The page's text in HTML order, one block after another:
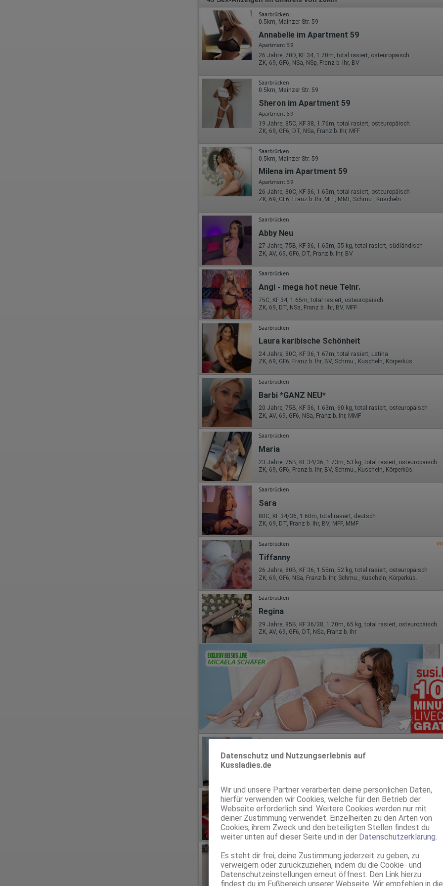
Datenschutz und Nutzungserlebnis auf
Kussladies.de
Wir und unsere Partner verarbeiten deine persönlichen Daten,
hierfür verwenden wir Cookies, welche für den Betrieb der
Webseite erforderlich sind. Weitere Cookies werden nur mit
deiner Zustimmung verwendet. Einzelheiten zu den Arten von
Cookies, ihrem Zweck und den beteiligten Stellen findest du
weiter unten auf dieser Seite und in der Datenschutzerklärung
Es steht dir frei, deine Zustimmung jederzeit zu geben, zu
verweigern oder zurückzuziehen, indem du die Cookie- und
Datenschutzeinstellungen erneut öffnest. Den Link hierzu
findest du im Fußbereich unserer Webseite. Wir empfehlen in die
Saarbrücken
0.5km, Mainzer Str. 59
Annabelle im Apartment 59
Apartment 59
26 Jahre, 70D, KF 34, 1.70m, total rasiert, osteuropäisch
ZK, 69, GF6, NSa, NSp, Franz b. Ihr, BV
Saarbrücken
0.5km, Mainzer Str. 59
Sheron im Apartment 59
Apartment 59
19 Jahre, 85C, KF 38, 1.76m, total rasiert, osteuropäisch
ZK, 69, GF6, DT, NSa, Franz b. Ihr, MFF
Saarbrücken
0.5km, Mainzer Str. 59
Milena im Apartment 59
Apartment 59
26 Jahre, 80C, KF 36, 1.65m, total rasiert, osteuropäisch
ZK, 69, GF6, Franz b. Ihr, MFF, MMF, Schmu., Kuscheln
Saarbrücken
Abby Neu
27 Jahre, 75B, KF 36, 1.65m, 55 kg, total rasiert, südländisch
ZK, AV, 69, GF6, DT, Franz b. Ihr, BV
Saarbrücken
Angi - mega hot neue Telnr.
75C, KF 34, 1.65m, total rasiert, osteuropäisch
ZK, 69, DT, NSa, Franz b. Ihr, BV, MFF
Saarbrücken
Laura karibische Schönheit
24 Jahre, 80C, KF 36, 1.67m, total rasiert, Latina
ZK, 69, GF6, Franz b. Ihr, BV, Schmu., Kuscheln, Körperküs.
Saarbrücken
Barbi *GANZ NEU*
20 Jahre, 75B, KF 36, 1.63m, 60 kg, total rasiert, osteuropäisch
ZK, AV, 69, GF6, NSa, Franz b. Ihr, MMF
Saarbrücken
Maria
23 Jahre, 75B, KF 34/36, 1.73m, 53 kg, total rasiert, osteuropäisch
ZK, 69, GF6, Franz b. Ihr, BV, Schmu., Kuscheln, Körperküs.
Saarbrücken
Sara
80C, KF 34/36, 1.60m, total rasiert, deutsch
ZK, 69, DT, Franz b. Ihr, BV, MFF, MMF
Saarbrücken
Tiffanny
26 Jahre, 80B, KF 36, 1.55m, 52 kg, total rasiert, osteuropäisch
ZK, 69, GF6, NSa, Franz b. Ihr, Schmu., Kuscheln, Körperküs.
Saarbrücken
Regina
29 Jahre, 85B, KF 36/38, 1.70m, 65 kg, total rasiert, osteuropäisch
ZK, AV, 69, GF6, DT, NSa, Franz b. Ihr
Saarbrücken
Emma
32 Jahre, 85C, KF 36, 1.63m, 55 kg, total rasiert, osteuropäisch
ZK, 69, GF6, Franz b. Ihr, Schmu., Kuscheln, AV b. Ihm, DSa
Saarbrücken
Eva 85D, blonde Bl***erin
55 Jahre, 85D, KF 38, 1.65m, total rasiert, deutsch
ZK, 69, GF6, Franz b. Ihr, BV, Körperküs., AV b. Ihm
Christina
27 Jahre, 80B, KF 36, 1.57m, 65 kg, total rasiert, osteuropäisch
ZK, AV, 69, GF6, DT, NSa, Franz b. Ihr